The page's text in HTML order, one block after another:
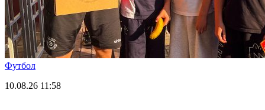
Футбол
10.08.26 11:58